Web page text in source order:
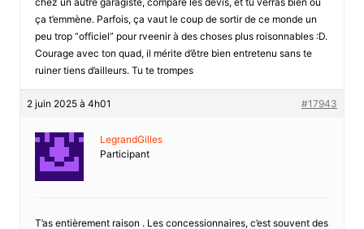
ça t’emmène. Parfois, ça vaut le coup de sortir de ce monde un
peu trop “officiel” pour rveenir à des choses plus roisonnables :D.
Courage avec ton quad, il mérite d’être bien entretenu sans te
ruiner tiens d’ailleurs. Tu te trompes
2 juin 2025 à 4h01 #17943
LegrandGilles
Participant
T’as entièrement raison . Les concessionnaires, c’est souvent des